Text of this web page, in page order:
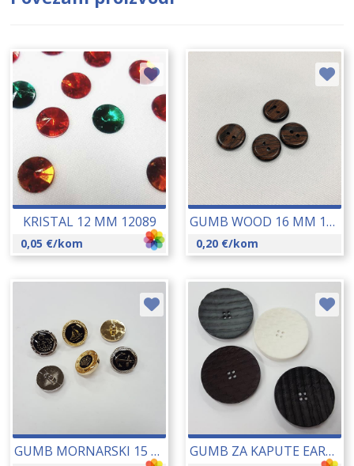
KRISTAL 12 MM 12089
0,05 €/kom
GUMB WOOD 16 MM 18182
0,20 €/kom
GUMB MORNARSKI 15 MM 15172 GUMB ZA KAPUTE EARTH 50 MM 17302